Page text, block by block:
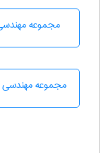
مجموعه
مجموعه مهندسی